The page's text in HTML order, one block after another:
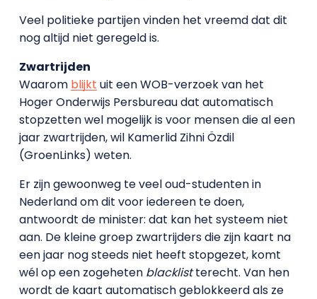
Veel politieke partijen vinden het vreemd dat dit
nog altijd niet geregeld is.
Zwartrijden
Waarom blijkt uit een WOB-verzoek van het
Hoger Onderwijs Persbureau dat automatisch
stopzetten wel mogelijk is voor mensen die al een
jaar zwartrijden, wil Kamerlid Zihni Özdil
(GroenLinks) weten.
Er zijn gewoonweg te veel oud-studenten in
Nederland om dit voor iedereen te doen,
antwoordt de minister: dat kan het systeem niet
aan. De kleine groep zwartrijders die zijn kaart na
een jaar nog steeds niet heeft stopgezet, komt
wél op een zogeheten blacklistterecht. Van hen
wordt de kaart automatisch geblokkeerd als ze